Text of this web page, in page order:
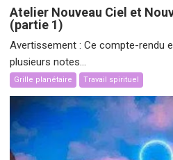
Atelier Nouveau Ciel et
(partie 1)
Avertissement : Ce compte-rendu
plusieurs notes...
Grille planétaire Travail spirituel